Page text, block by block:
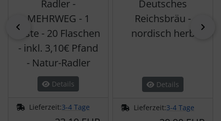
Radler -
MEHRWEG - 1
Kiste - 20 Flaschen
- inkl. 3,10€ Pfand
- Natur-Radler
Details
Lieferzeit:3-4 Tage
Deutsches
Reichsbräu -
nordisch herb
Details
Lieferzeit:3-4 Tage